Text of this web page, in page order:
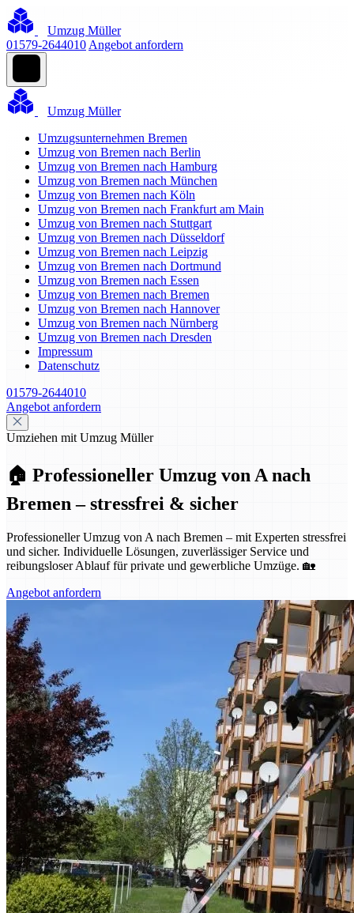
Umzug Müller
01579-2644010 Angebot anfordern
Umzug Müller
Umzugsunternehmen Bremen
Umzug von Bremen nach Berlin
Umzug von Bremen nach Hamburg
Umzug von Bremen nach München
Umzug von Bremen nach Köln
Umzug von Bremen nach Frankfurt am Main
Umzug von Bremen nach Stuttgart
Umzug von Bremen nach Düsseldorf
Umzug von Bremen nach Leipzig
Umzug von Bremen nach Dortmund
Umzug von Bremen nach Essen
Umzug von Bremen nach Bremen
Umzug von Bremen nach Hannover
Umzug von Bremen nach Nürnberg
Umzug von Bremen nach Dresden
Impressum
Datenschutz
01579-2644010
Angebot anfordern
Umziehen mit Umzug Müller
🏠 Professioneller Umzug von A nach
Bremen – stressfrei & sicher
Professioneller Umzug von A nach Bremen – mit Experten stressfrei
und sicher. Individuelle Lösungen, zuverlässiger Service und
reibungsloser Ablauf für private und gewerbliche Umzüge. 🏡
Angebot anfordern